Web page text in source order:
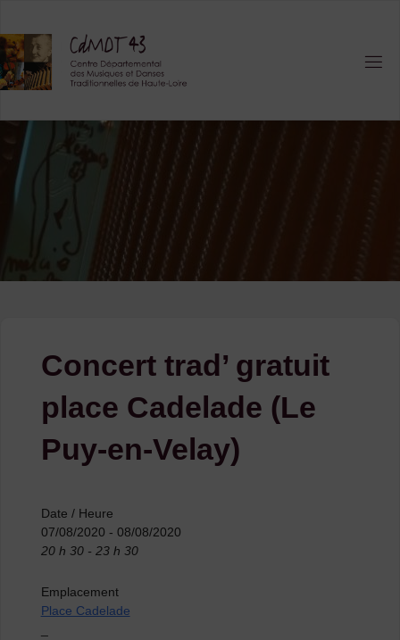
content
Concert trad’ gratuit
place Cadelade (Le
Puy-en-Velay)
Date / Heure
07/08/2020 - 08/08/2020
20 h 30 - 23 h 30
Emplacement
Place Cadelade